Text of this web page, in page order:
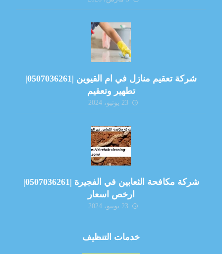
شركة تعقيم منازل في ام القيوين |0507036261|
تطهير وتعقيم
23 يونيو، 2024
شركة مكافحة الثعابين في الفجيرة |0507036261|
ارخص اسعار
23 يونيو، 2024
خدمات التنظيف